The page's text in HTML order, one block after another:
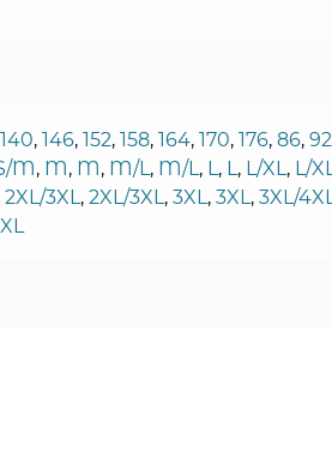
140, 146, 152, 158, 164, 170, 176, 86, 92
M, M, M, M/L , M/L , L , L , L/XL , L/XL
2XL/3XL , 2XL/3XL , 3XL , 3XL , 3XL/4XL